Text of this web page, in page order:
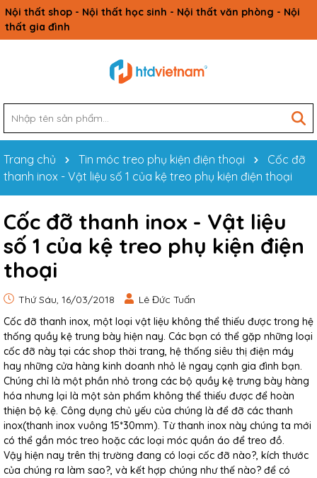
Nội thất shop - Nội thất học sinh - Nội thất văn phòng - Nội
thất gia đình
Trang chủ Tin móc treo phụ kiện điện thoại
Cốc đỡ
thanh inox - Vật liệu số 1 của kệ treo phụ kiện điện thoại
Cốc đỡ thanh inox - Vật liệu
số 1 của kệ treo phụ kiện điện
thoại
Thứ Sáu, 16/03/2018
Lê Đức Tuấn
Cốc đỡ thanh inox, một loại vật liệu không thể thiếu được trong hệ
thống quầy kệ trung bày hiện nay. Các bạn có thể gặp những loại
cốc đỡ này tại các shop thời trang, hệ thống siêu thị điện máy
hay những cửa hàng kinh doanh nhỏ lẻ ngay cạnh gia đình bạn.
Chúng chỉ là một phần nhỏ trong các bộ quầy kệ trưng bày hàng
hóa nhưng lại là một sản phẩm không thể thiếu được để hoàn
thiện bộ kệ. Công dụng chủ yếu của chúng là để đỡ các thanh
inox(thanh inox vuông 15*30mm). Từ thanh inox này chúng ta mới
có thể gắn móc treo hoặc các loại móc quần áo để treo đồ.
Vậy hiện nay trên thị trường đang có loại cốc đỡ nào?, kích thước
của chúng ra làm sao?, và kết hợp chúng như thế nào? để có